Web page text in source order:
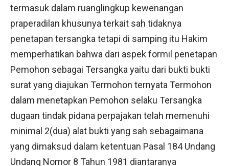
termasuk dalam ruanglingkup kewenangan
praperadilan khusunya terkait sah tidaknya
penetapan tersangka tetapi di samping itu Hakim
memperhatikan bahwa dari aspek formil penetapan
Pemohon sebagai Tersangka yaitu dari bukti bukti
surat yang diajukan Termohon ternyata Termohon
dalam menetapkan Pemohon selaku Tersangka
dugaan tindak pidana perpajakan telah memenuhi
minimal 2(dua) alat bukti yang sah sebagaimana
yang dimaksud dalam ketentuan Pasal 184 Undang
Undang Nomor 8 Tahun 1981 diantaranya